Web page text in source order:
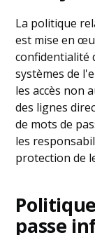
La politique
est mise en
confidentialité
systèmes de
les accès non
des lignes
de mots de
les
protection de
passe